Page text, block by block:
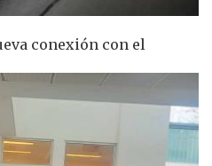
conexión con el